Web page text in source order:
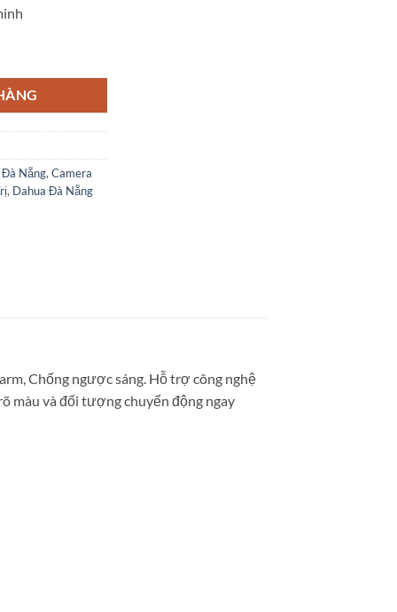
Nẵng, Camera
, Dahua Đà Nẵng
Chống ngược sáng. Hỗ trợ công nghệ
màu và đối tượng chuyển động ngay